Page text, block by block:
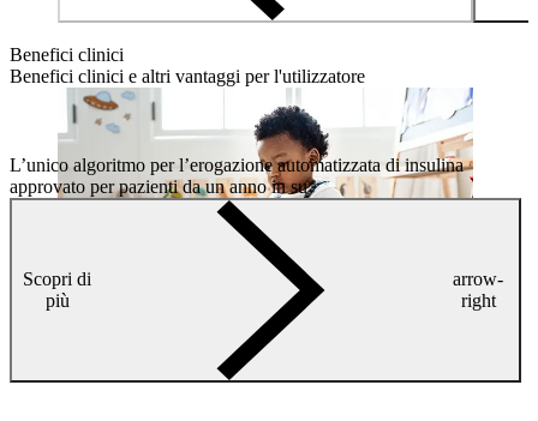
Benefici clinici
Benefici clinici e altri vantaggi per l'utilizzatore
L’unico algoritmo per l’erogazione automatizzata di insulina
approvato per pazienti da un anno in su*
Scopri di
più
arrow-
right